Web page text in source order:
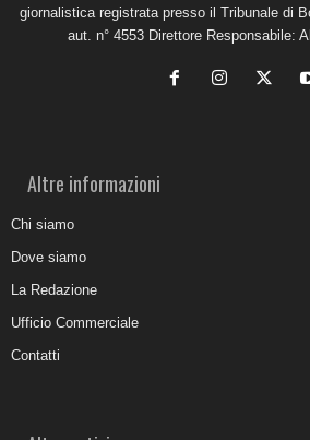
giornalistica registrata presso il Tribunale di
aut. n° 4553 Direttore Responsabile:
Altre informazioni
Chi siamo
Dove siamo
La Redazione
Ufficio Commerciale
Contatti